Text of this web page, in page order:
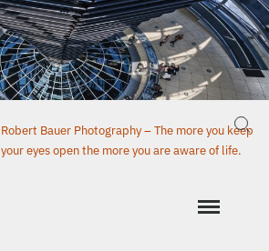
Robert Bauer Photography – The more you keep
your eyes open the more you are aware of life.